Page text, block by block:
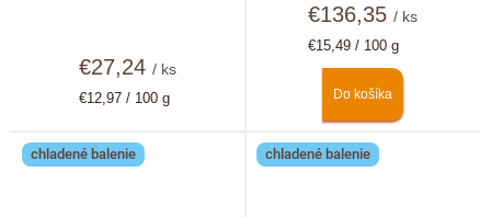
€27,24/ ks
Jednotková
€12,97 / 100 g
€136,35/ ks
Jednotková
€15,49 / 100 g
Do košíka
chladené balenie chladené balenie